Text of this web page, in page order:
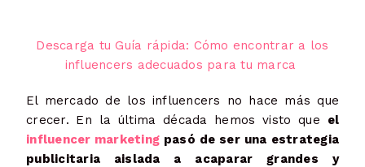
Descarga tu Guía rápida: Cómo encontrar a los
influencers adecuados para tu marca
El mercado de los influencers no hace más que
crecer. En la última década hemos visto que el
influencer marketing pasó de ser una estrategia
publicitaria aislada a acaparar grandes y